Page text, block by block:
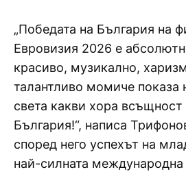
„Победата на България на
Евровизия 2026 е
красиво, музикално,
талантливо момиче показа
света какви хора
България!“, написа
според него успехът на
най-силната